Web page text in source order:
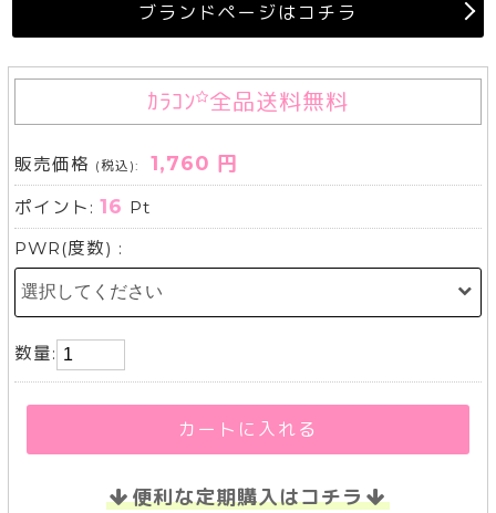
ブランドページはコチラ
ｶﾗｺﾝ 全品送料無料
販売価格 (税込): 1,760 円
ポイント:16 Pt
PWR(度数) :
数量:
カートに入れる
便利な定期購入はコチラ